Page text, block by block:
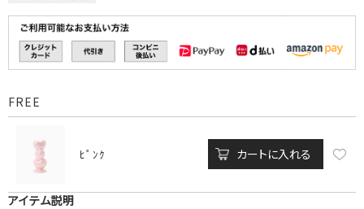
FREE
ﾋﾟﾝｸ カートに入れる
アイテム説明